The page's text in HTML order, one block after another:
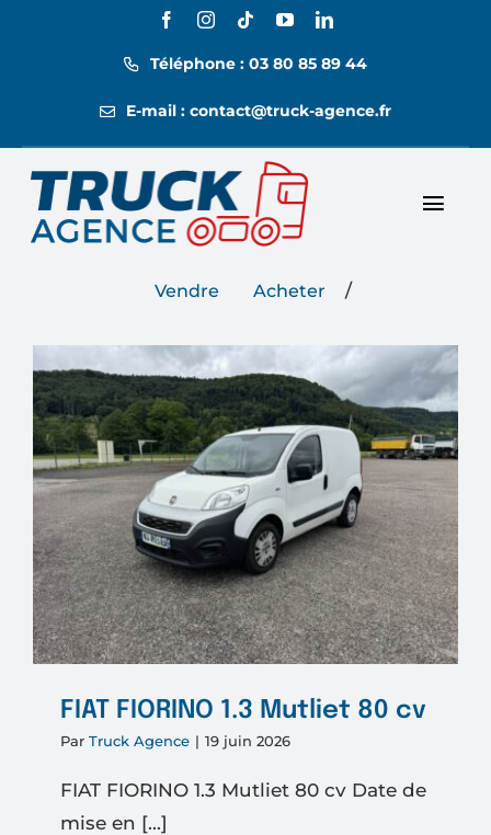
Téléphone : 03 80 85 89 44
E-mail : contact@truck-agence.fr
Location
Contact
Vendre Acheter /
FIAT FIORINO 1.3 Mutliet 80 cv
Par Truck Agence | 19 juin 2026
FIAT FIORINO 1.3 Mutliet 80 cv Date de
mise en [...]